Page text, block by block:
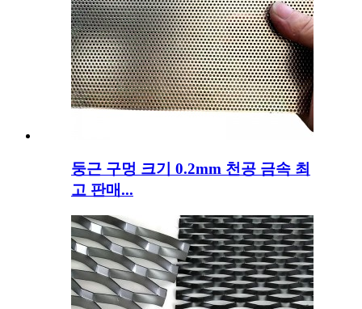
둥근 구멍 크기 0.2mm 천공 금속 최
고 판매...